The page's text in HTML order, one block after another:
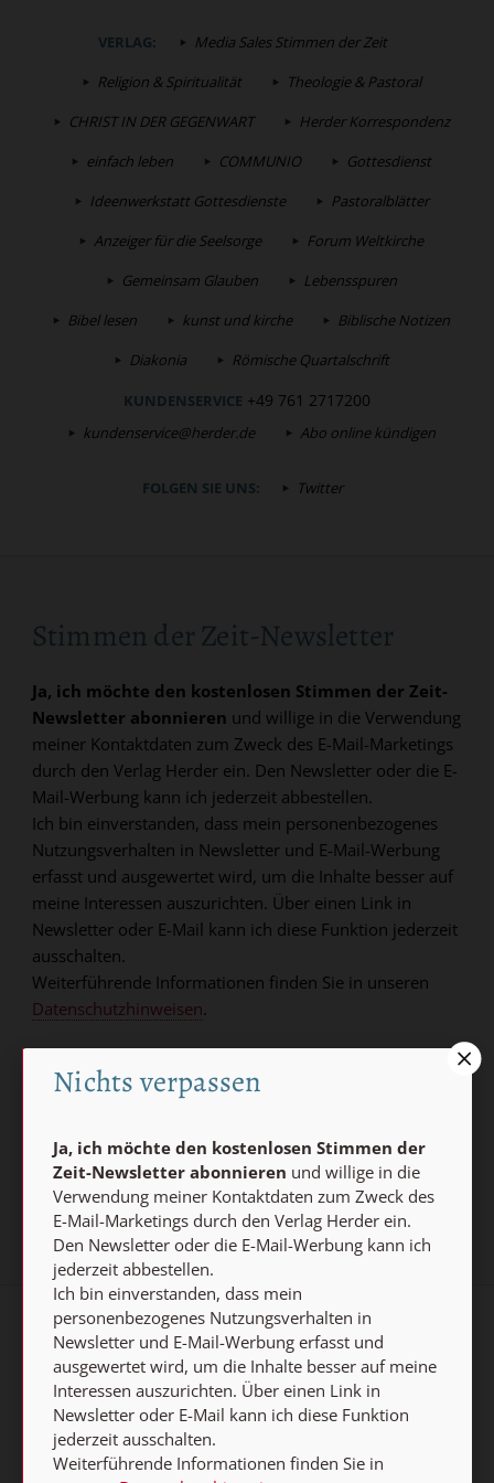
VERLAG:
Media Sales Stimmen der Zeit
Religion & Spiritualität
Theologie & Pastoral
CHRIST IN DER GEGENWART
Herder Korrespondenz
einfach leben
COMMUNIO
Gottesdienst
Ideenwerkstatt Gottesdienste
Pastoralblätter
Anzeiger für die Seelsorge
Forum Weltkirche
Gemeinsam Glauben
Lebensspuren
Bibel lesen
kunst und kirche
Biblische Notizen
Diakonia
Römische Quartalschrift
KUNDENSERVICE +49 761 2717200
kundenservice@herder.de Abo online kündigen
FOLGEN SIE UNS: Twitter
Stimmen der Zeit-Newsletter
Ja, ich möchte den kostenlosen Stimmen der Zeit-
Newsletter abonnieren und willige in die Verwendung
meiner Kontaktdaten zum Zweck des E-Mail-Marketings
durch den Verlag Herder ein. Den Newsletter oder die E-
Mail-Werbung kann ich jederzeit abbestellen.
Ich bin einverstanden, dass mein personenbezogenes
Nutzungsverhalten in Newsletter und E-Mail-Werbung
erfasst und ausgewertet wird, um die Inhalte besser auf
meine Interessen auszurichten. Über einen Link in
Newsletter oder E-Mail kann ich diese Funktion jederzeit
ausschalten.
Weiterführende Informationen finden Sie in unseren
Datenschutzhinweisen.
Jetzt anmelden
AGB und Widerrufsbelehrung Datenschutz
Barrierefreiheit Impressum
Vertrag widerrufen
Nichts verpassen
Ja, ich möchte den kostenlosen Stimmen der
Zeit-Newsletter abonnieren und willige in die
Verwendung meiner Kontaktdaten zum Zweck des
E-Mail-Marketings durch den Verlag Herder ein.
Den Newsletter oder die E-Mail-Werbung kann ich
jederzeit abbestellen.
Ich bin einverstanden, dass mein
personenbezogenes Nutzungsverhalten in
Newsletter und E-Mail-Werbung erfasst und
ausgewertet wird, um die Inhalte besser auf meine
Interessen auszurichten. Über einen Link in
Newsletter oder E-Mail kann ich diese Funktion
jederzeit ausschalten.
Weiterführende Informationen finden Sie in